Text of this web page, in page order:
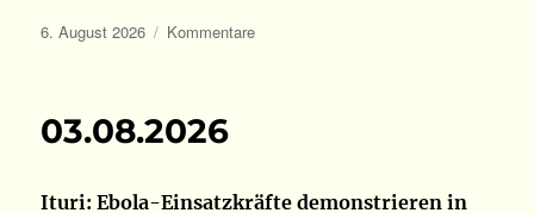
Veröffentlicht
6. August 2026 Kategorien
Kommentare
03.08.2026
Ituri: Ebola-Einsatzkräfte demonstrieren in